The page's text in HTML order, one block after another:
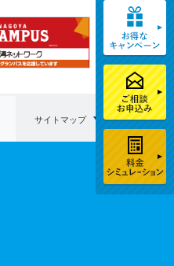
サイトマップ